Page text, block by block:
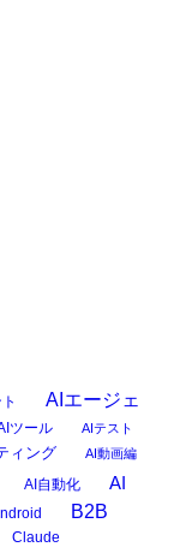
AIエージェ
ツール
AIテスト
ィング AI動画編
AI自動化
AI
B2B
Claude